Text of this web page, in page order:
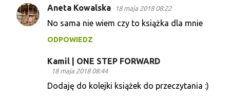
Aneta Kowalska 18 maja 2018 08:22
No sama nie wiem czy to książka dla mnie
ODPOWIEDZ
Kamil | ONE STEP FORWARD
18 maja 2018 08:44
Dodaję do kolejki książek do przeczytania :)